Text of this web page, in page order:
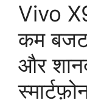
Vivo
कम बजट
और